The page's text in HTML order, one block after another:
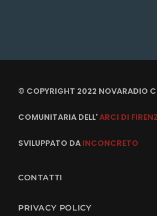
© COPYRIGHT 2022 NOVARADIO
COMUNITARIA DELL'ARCI DI
SVILUPPATO DA INCONCRETO
CONTATTI
PRIVACY POLICY